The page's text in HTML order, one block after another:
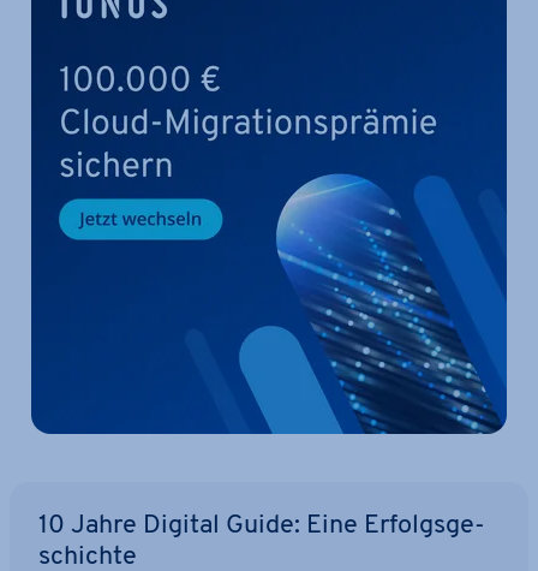
10 Jahre Digital Guide: Eine Er­folgs­ge­
schich­te